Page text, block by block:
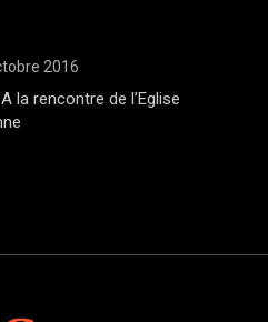
2016
la rencontre de l’Eglise